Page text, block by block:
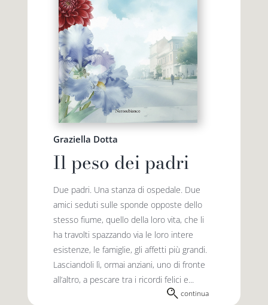
Graziella Dotta
Il peso dei padri
Due padri. Una stanza di ospedale. Due
amici seduti sulle sponde opposte dello
stesso fiume, quello della loro vita, che li
ha travolti spazzando via le loro intere
esistenze, le famiglie, gli affetti più grandi.
Lasciandoli lì, ormai anziani, uno di fronte
all’altro, a pescare tra i ricordi felici e...
continua